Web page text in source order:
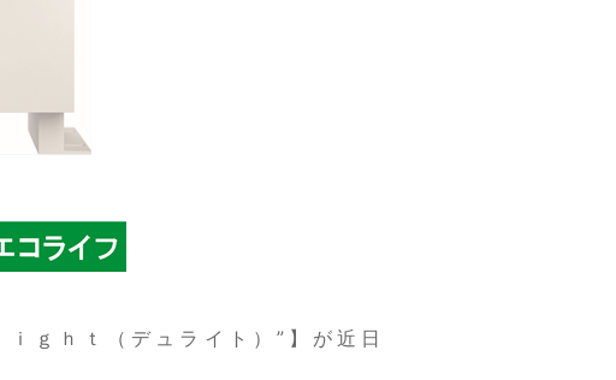
ｇｈｔ（デュライト）”】が近日